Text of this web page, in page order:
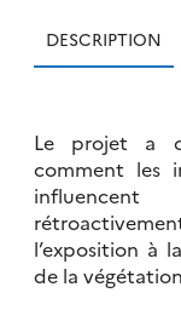
DESCRIPTION
Le projet a
comment les
l’exposition à
de la